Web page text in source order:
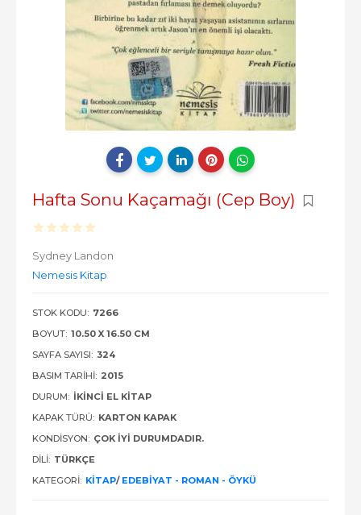
Hafta Sonu Kaçamağı (Cep Boy)
Sydney Landon
Nemesis Kitap
STOK KODU: 7266
BOYUT: 10.50 X 16.50 CM
SAYFA SAYISI: 324
BASIM TARIHI: 2015
DURUM: İKINCI EL KITAP
KAPAK TÜRÜ: KARTON KAPAK
KONDISYON: ÇOK İYI DURUMDADIR.
DILI: TÜRKÇE
KATEGORI: KITAP/ EDEBIYAT - ROMAN - ÖYKÜ